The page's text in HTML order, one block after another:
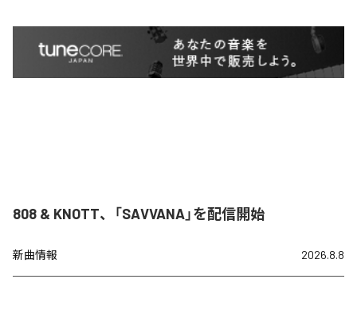
808 & KNOTT、「SAVVANA」を配信開始
新曲情報 2026.8.8